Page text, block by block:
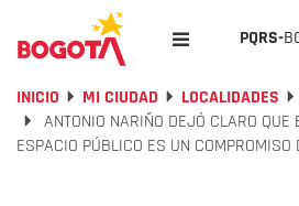
PQRS-
INICIO MI CIUDAD LOCALIDADES
ANTONIO NARIÑO DEJÓ CLARO QUE
ESPACIO PÚBLICO ES UN COMPROMISO